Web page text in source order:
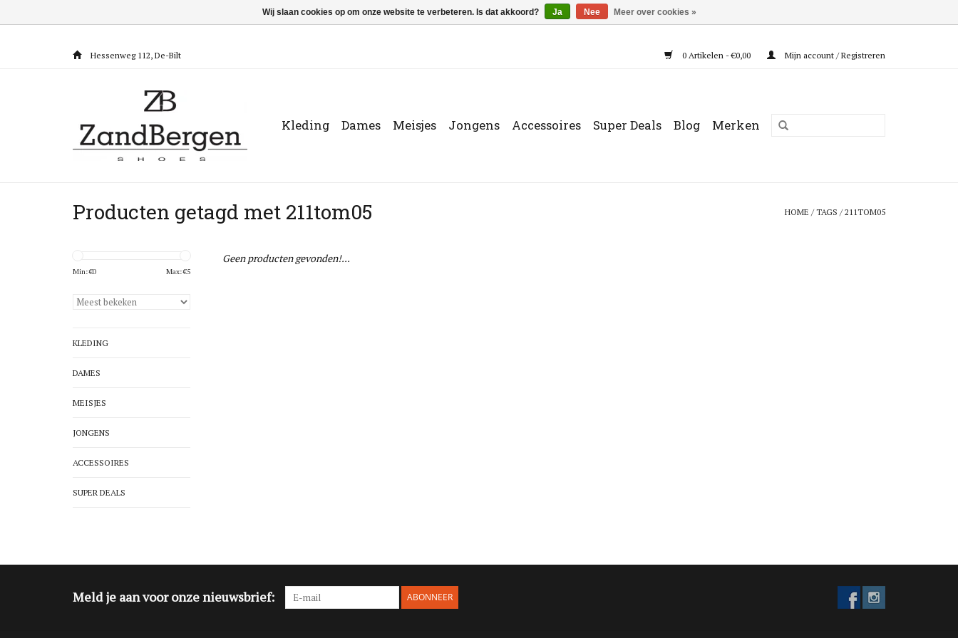
Hessenweg 112, De-Bilt 0 Artikelen - €0,00 Mijn account / Registreren
Kleding Dames Meisjes Jongens Accessoires Super Deals Blog Merken
Producten getagd met 211tom05 HOME /TAGS /211TOM05
Min: €0 Max: €5
KLEDING
DAMES
MEISJES
JONGENS
ACCESSOIRES
SUPER DEALS
Geen producten gevonden!...
Meld je aan voor onze nieuwsbrief: ABONNEER
Wij slaan cookies op om onze website te verbeteren. Is dat akkoord? Ja Nee Meer over cookies »